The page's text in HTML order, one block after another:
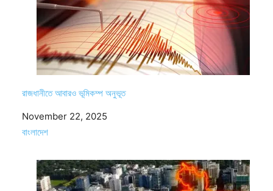
রাজধানীতে আবারও ভূমিকম্প অনুভূত
Date
November 22, 2025
In relation to
বাংলাদেশ